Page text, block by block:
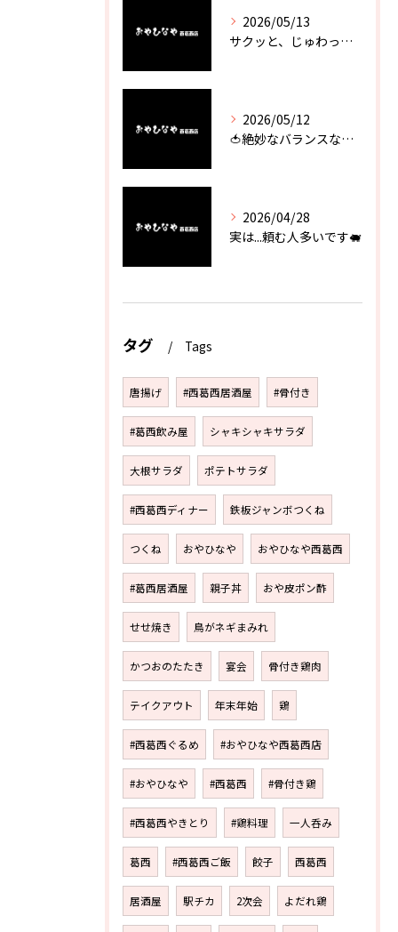
2026/05/13
サクッと、じゅわっと。瀬戸内が香るカキフライ
2026/05/12
🍅絶妙なバランスなのに最高な一品🥗
2026/04/28
実は...頼む人多いです🐖
タグ Tags
唐揚げ #西葛西居酒屋 #骨付き
#葛西飲み屋 シャキシャキサラダ
大根サラダ ポテトサラダ
#西葛西ディナー 鉄板ジャンボつくね
つくね おやひなや おやひなや西葛西
#葛西居酒屋 親子丼 おや皮ポン酢
せせ焼き 鳥がネギまみれ
かつおのたたき 宴会 骨付き鶏肉
テイクアウト 年末年始 鶏
#西葛西ぐるめ #おやひなや西葛西店
#おやひなや #西葛西 #骨付き鶏
#西葛西やきとり #鶏料理 一人呑み
葛西 #西葛西ご飯 餃子 西葛西
居酒屋 駅チカ 2次会 よだれ鶏